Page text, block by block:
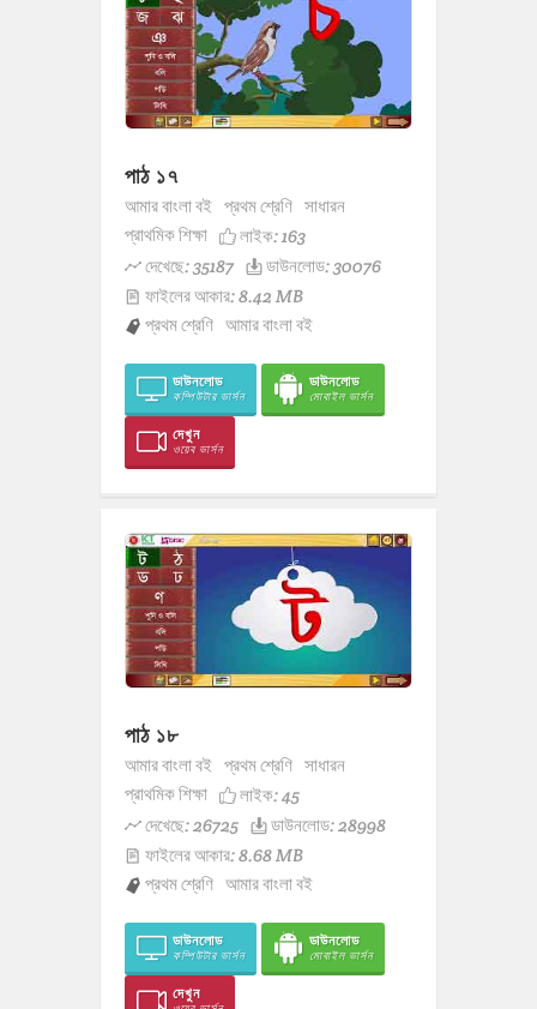
পাঠ ১৭
আমার বাংলা বই প্রথম শ্রেণি সাধারন
প্রাথমিক শিক্ষা
লাইক:163
দেখেছে: 35187
ডাউনলোড: 30076
ফাইলের আকার: 8.42 MB
প্রথম শ্রেণি আমার বাংলা বই
ডাউনলোড
কম্পিউটার ভার্সন
ডাউনলোড
মোবাইল ভার্সন
দেখুন
ওয়েব ভার্সন
পাঠ ১৮
আমার বাংলা বই প্রথম শ্রেণি সাধারন
প্রাথমিক শিক্ষা
লাইক:45
দেখেছে: 26725
ডাউনলোড: 28998
ফাইলের আকার: 8.68 MB
প্রথম শ্রেণি আমার বাংলা বই
ডাউনলোড
কম্পিউটার ভার্সন
ডাউনলোড
মোবাইল ভার্সন
দেখুন